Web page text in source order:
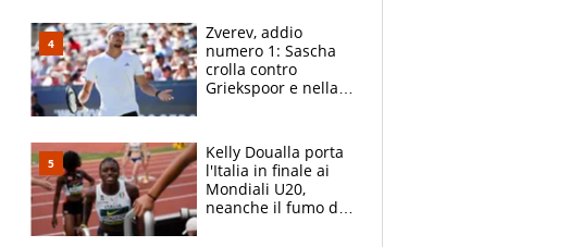
Zverev, addio
numero 1: Sascha
crolla contro
Griekspoor e nella
terzo. Quanti malori
a Montreal
Kelly Doualla porta
l'Italia in finale ai
Mondiali U20,
neanche il fumo di